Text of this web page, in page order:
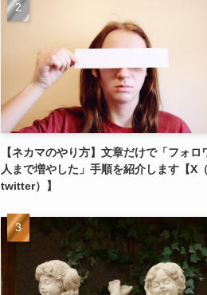
【ネカマのやり方】文章だけで「フォロ
人まで増やした」手順を紹介します【X
twitter）】